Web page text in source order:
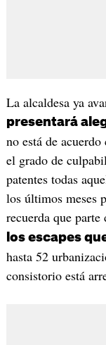
La alcaldesa ya
presentará
no está de
el grado de
patentes todas
los últimos meses
recuerda que parte
los escapes
hasta 52
consistorio está